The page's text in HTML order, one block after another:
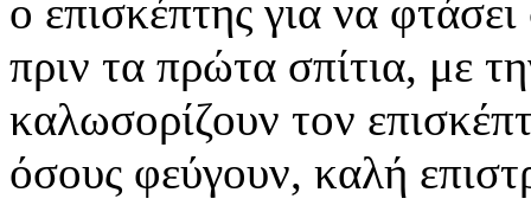
ο επισκέπτης για να
πριν τα πρώτα σπίτια, με
καλωσορίζουν τον
όσους φεύγουν, καλή